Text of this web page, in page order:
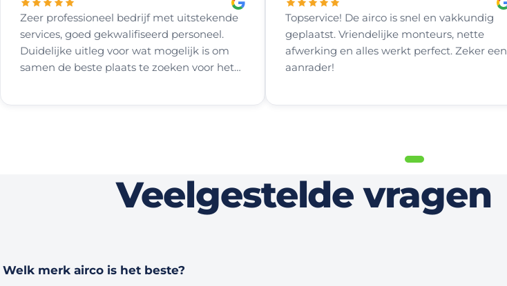
Zeer professioneel bedrijf met uitstekende
services, goed gekwalifiseerd personeel.
Duidelijke uitleg voor wat mogelijk is om
samen de beste plaats te zoeken voor het
Mvg a everts Herten
Topservice! De airco is snel en vakkundig
geplaatst. Vriendelijke monteurs, nette
afwerking en alles werkt perfect. Zeker een
aanrader!
Veelgestelde vragen
Welk merk airco is het beste?